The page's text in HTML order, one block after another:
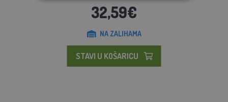
32,59€
NA ZALIHAMA
STAVI U KOŠARICU